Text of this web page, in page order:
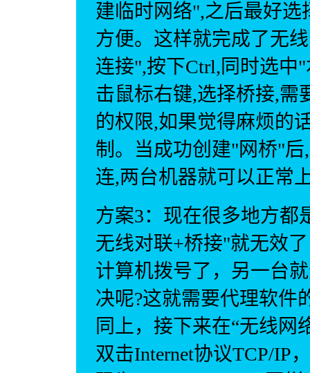
建临时网络",之后最好
方便。这样就完成了无
连接",按下Ctrl,同时选中
击鼠标右键,选择桥接,需
的权限,如果觉得麻烦的
制。当成功创建"网桥"
连,两台机器就可以正常
方案3：现在很多地方都
无线对联+桥接"就无效
计算机拨号了，另一台
决呢?这就需要代理软件
同上，接下来在“无线网
双击Internet协议TCP/IP